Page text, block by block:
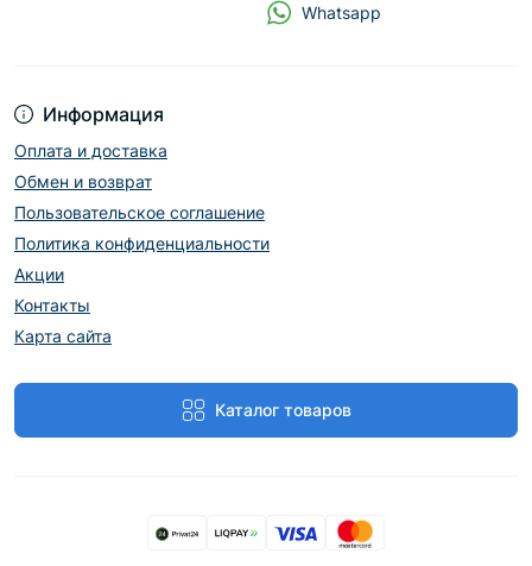
Информация
Оплата и доставка
Обмен и возврат
Пользовательское соглашение
Политика конфиденциальности
Акции
Контакты
Карта сайта
Каталог товаров
Whatsapp